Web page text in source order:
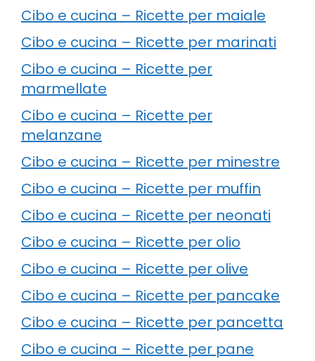
Cibo e cucina – Ricette per maiale
Cibo e cucina – Ricette per marinati
Cibo e cucina – Ricette per
marmellate
Cibo e cucina – Ricette per
melanzane
Cibo e cucina – Ricette per minestre
Cibo e cucina – Ricette per muffin
Cibo e cucina – Ricette per neonati
Cibo e cucina – Ricette per olio
Cibo e cucina – Ricette per olive
Cibo e cucina – Ricette per pancake
Cibo e cucina – Ricette per pancetta
Cibo e cucina – Ricette per pane